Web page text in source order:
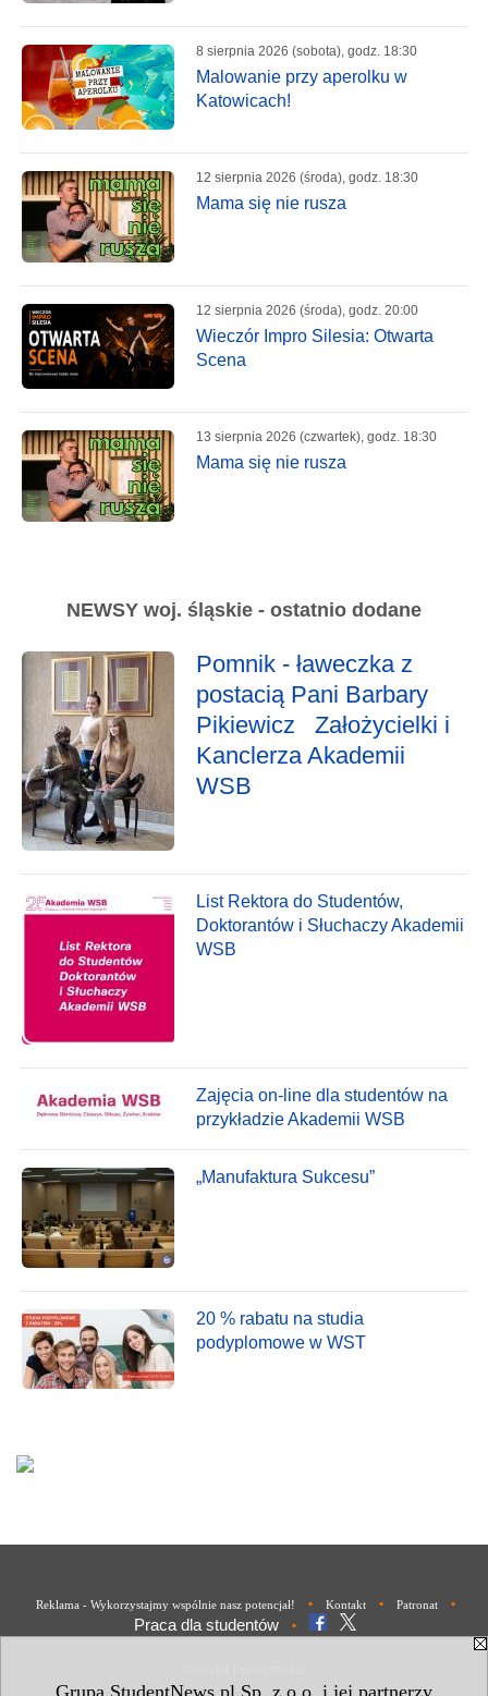
Grupa StudentNews.pl Sp. z o.o. i jej partnerzy
8 sierpnia 2026 (sobota), godz. 18:30
Malowanie przy aperolku w
Katowicach!
12 sierpnia 2026 (środa), godz. 18:30
Mama się nie rusza
12 sierpnia 2026 (środa), godz. 20:00
Wieczór Impro Silesia: Otwarta
Scena
13 sierpnia 2026 (czwartek), godz. 18:30
Mama się nie rusza
NEWSY woj. śląskie - ostatnio dodane
Pomnik - ławeczka z
postacią Pani Barbary
Pikiewicz Założycielki i
Kanclerza Akademii
WSB
List Rektora do Studentów,
Doktorantów i Słuchaczy Akademii
WSB
Zajęcia on-line dla studentów na
przykładzie Akademii WSB
„Manufaktura Sukcesu”
20 % rabatu na studia
podyplomowe w WST
Reklama - Wykorzystajmy wspólnie nasz potencjał! • Kontakt • Patronat •
Praca dla studentów •